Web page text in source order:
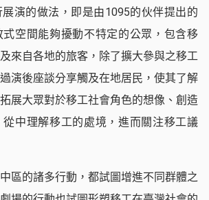
演的做法，即是由1095的伙伴提出的
空間能夠擾動不特定的公眾，包含移
來自各地的旅客，除了擴大參與之移工
演後座談分享觸及在地居民，使其了解
展大眾對於移工社會角色的想像、創造
中理解移工的處境，進而關注移工議
區的諸多行動，都試圖增進不同群體之